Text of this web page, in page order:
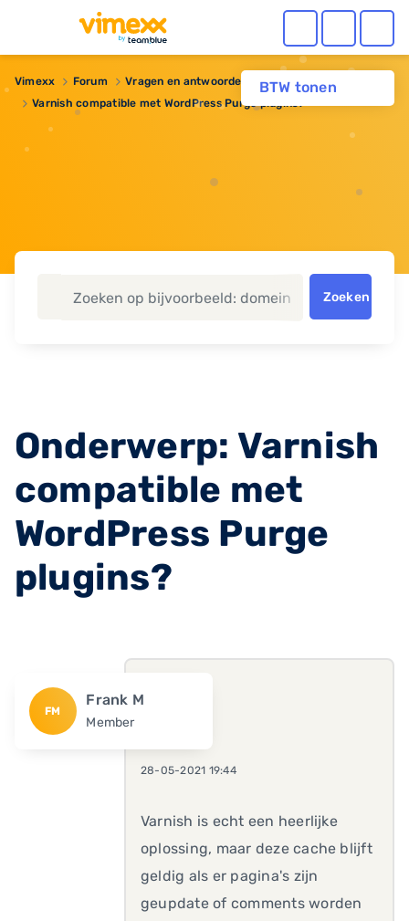
BTW tonen
Vimexx Forum Vragen en antwoorden
Webhosting
Varnish compatible met WordPress Purge plugins?
Zoeken
Onderwerp: Varnish
compatible met
WordPress Purge
plugins?
FM
Frank M
Member
28-05-2021 19:44
Varnish is echt een heerlijke
oplossing, maar deze cache blijft
geldig als er pagina's zijn
geupdate of comments worden